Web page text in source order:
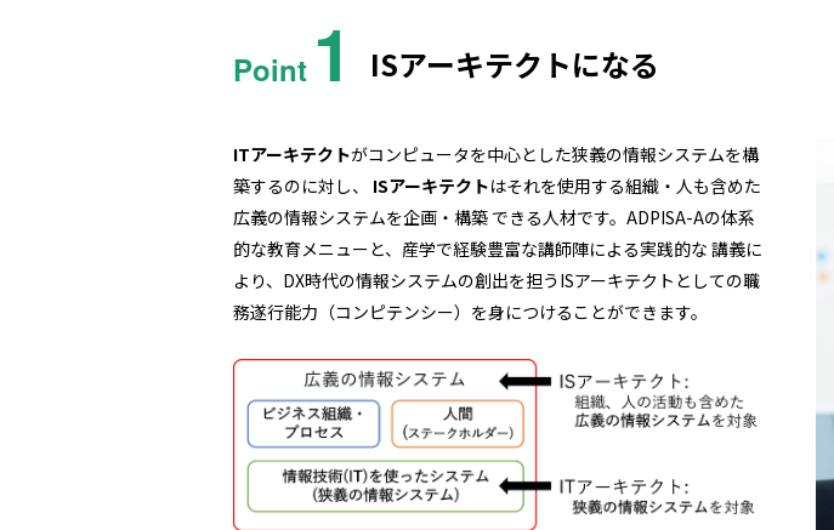
Point 1 ISアーキテクトになる
ITアーキテクトがコンピュータを中心とした狭義の情報システムを構
築するのに対し、 ISアーキテクトはそれを使用する組織・人も含めた
広義の情報システムを企画・構築 できる人材です。ADPISA-Aの体系
的な教育メニューと、産学で経験豊富な講師陣による実践的な 講義に
より、DX時代の情報システムの創出を担うISアーキテクトとしての職
務遂行能力（コンピテンシー）を身につけることができます。